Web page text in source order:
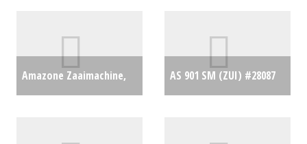
Amazone Zaaimachine,
AS 901 SM (ZUI) #28087